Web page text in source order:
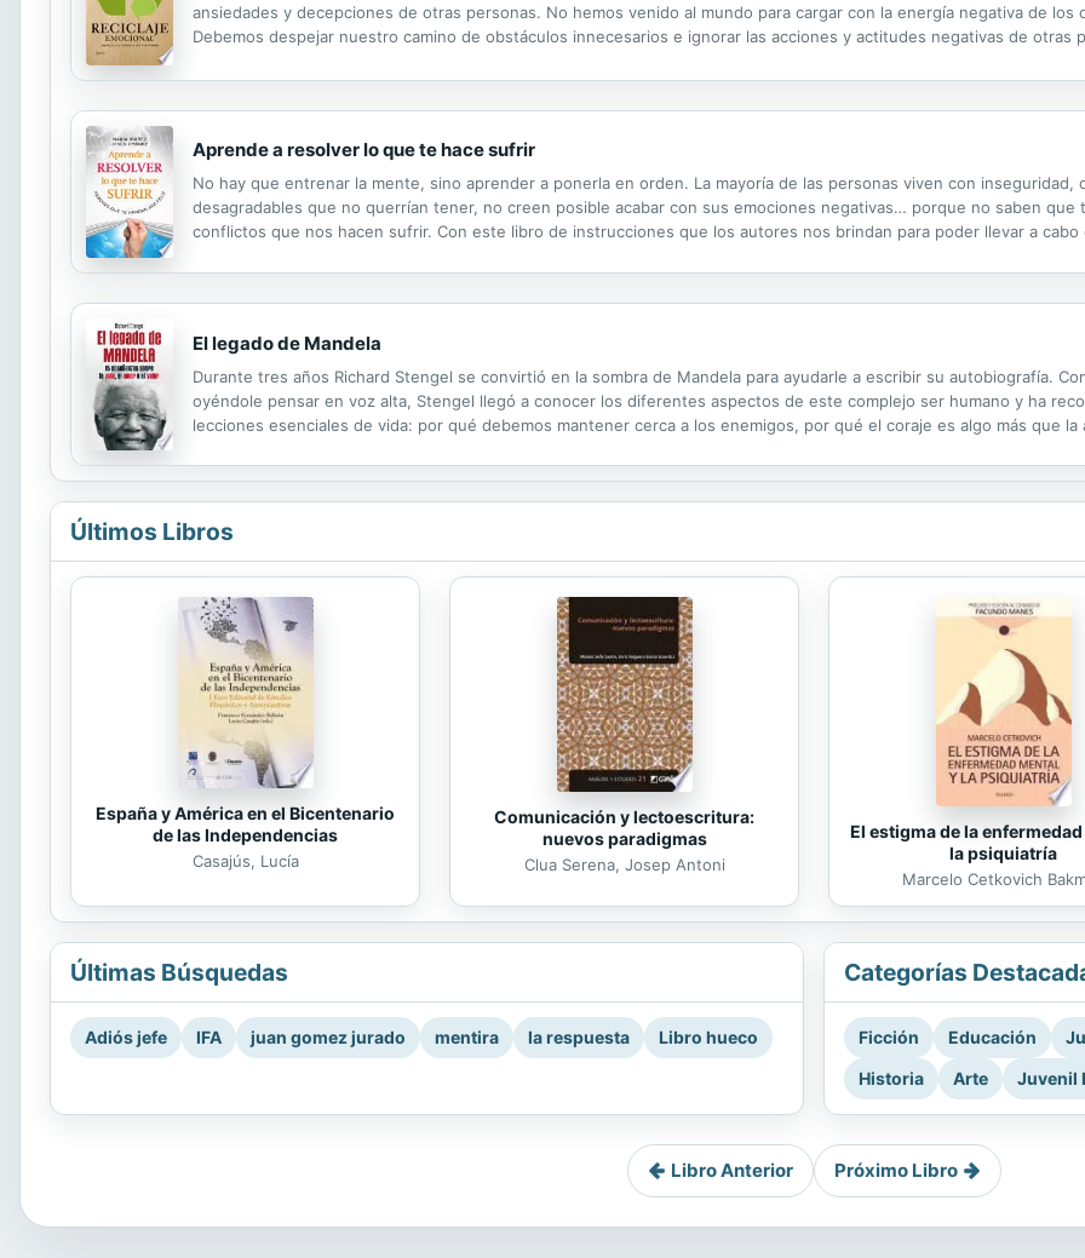
ansiedades y decepciones de otras personas. No hemos venido al mundo para cargar con la energía negativa de los
Debemos despejar nuestro camino de obstáculos innecesarios e ignorar las acciones y actitudes negativas de otras
Aprende a resolver lo que te hace sufrir
No hay que entrenar la mente, sino aprender a ponerla en orden. La mayoría de las personas viven con
desagradables que no querrían tener, no creen posible acabar con sus emociones negativas… porque no saben
conflictos que nos hacen sufrir. Con este libro de instrucciones que los autores nos brindan para poder llevar a
El legado de Mandela
Durante tres años Richard Stengel se convirtió en la sombra de Mandela para ayudarle a escribir su autobiografía.
oyéndole pensar en voz alta, Stengel llegó a conocer los diferentes aspectos de este complejo ser humano y ha
lecciones esenciales de vida: por qué debemos mantener cerca a los enemigos, por qué el coraje es algo más que
Últimos Libros
España y América en el Bicentenario
de las Independencias
Casajús, Lucía
Comunicación y lectoescritura:
nuevos paradigmas
Clua Serena, Josep Antoni
El estigma de la
la psiquiatría
Marcelo Cetkovich
Últimas Búsquedas
Adiós jefe IFA juan gomez jurado mentira la respuesta Libro hueco
Categorías
Ficción Educación
Historia
Arte Juvenil
Libro Anterior Próximo Libro